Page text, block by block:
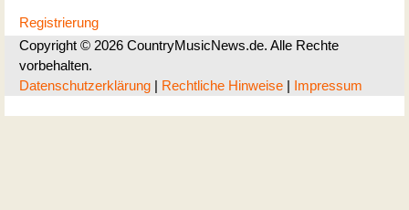
Registrierung
Copyright © 2026 CountryMusicNews.de. Alle Rechte
vorbehalten.
Datenschutzerklärung
Rechtliche Hinweise Impressum